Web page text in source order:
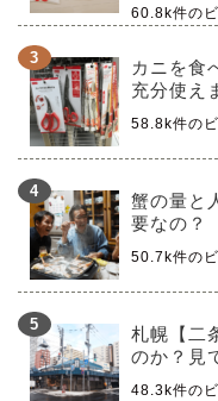
60.8k件の
カニを食
充分使え
58.8k件の
蟹の量と
要なの？
50.7k件の
札幌【二
のか？見
48.3k件の